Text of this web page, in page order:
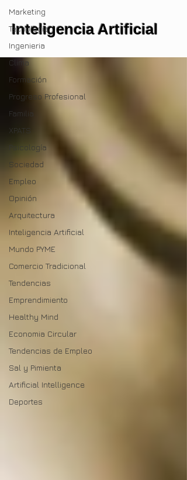
Marketing
Tecnología
Ingenieria
Clima
Formación
Progreso Profesional
Familia
XPATS
Psicología
Sociedad
Empleo
Opinión
Arquitectura
Inteligencia Artificial
Mundo PYME
Comercio Tradicional
Tendencias
Emprendimiento
Healthy Mind
Economia Circular
Tendencias de Empleo
Sal y Pimienta
Artificial Intelligence
Deportes
Inteligencia Artificial